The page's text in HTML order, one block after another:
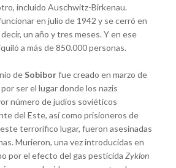
incluido Auschwitz-Birkenau.
en julio de 1942 y se cerró en
un año y tres meses. Y en ese
a más de 850.000 personas.
deSobiborfue creado en marzo de
ser el lugar donde los nazis
número de judíos soviéticos
del Este, así como prisioneros de
terrorífico lugar, fueron asesinadas
Murieron, una vez introducidas en
por el efecto del gas pesticida Zyklon